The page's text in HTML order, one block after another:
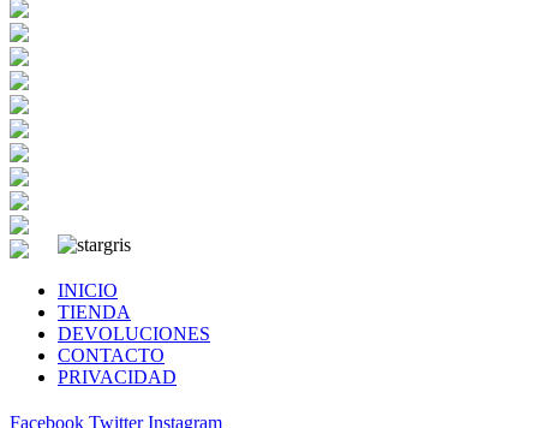
INICIO
TIENDA
DEVOLUCIONES
CONTACTO
PRIVACIDAD
Facebook Twitter Instagram